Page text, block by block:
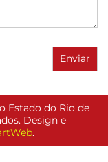
Estado do Rio de
Design e
.